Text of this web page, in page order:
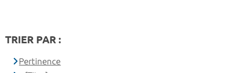
TRIER PAR :
Pertinence